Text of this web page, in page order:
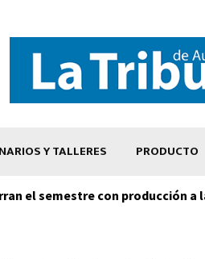
Y TALLERES PRODUCTO
el semestre con producción a